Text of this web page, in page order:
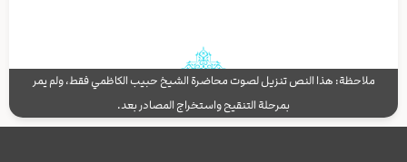
ملاحظة: هذا النص تنزيل لصوت محاضرة الشيخ حبيب الكاظمي فقط، ولم يمر
بمرحلة التنقيح واستخراج المصادر بعد.